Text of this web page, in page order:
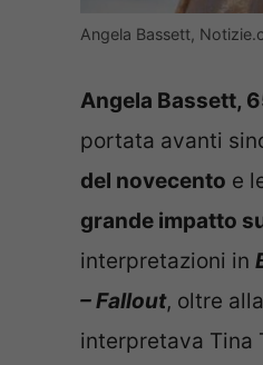
Angela Bassett,
Angela Bassett,
portata avanti
del novecento e
grande impatto
interpretazioni in
– Fallout, oltre
interpretava Tina